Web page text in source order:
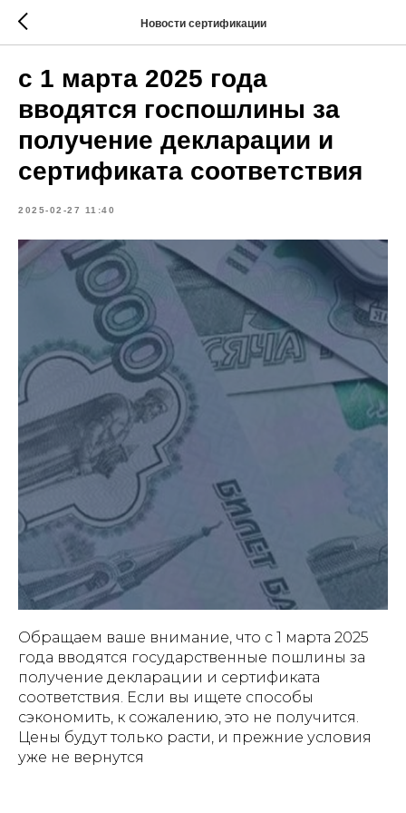
Новости сертификации
с 1 марта 2025 года
вводятся госпошлины за
получение декларации и
сертификата соответствия
2025-02-27 11:40
Обращаем ваше внимание, что с 1 марта 2025
года вводятся государственные пошлины за
получение декларации и сертификата
соответствия. Если вы ищете способы
сэкономить, к сожалению, это не получится.
Цены будут только расти, и прежние условия
уже не вернутся